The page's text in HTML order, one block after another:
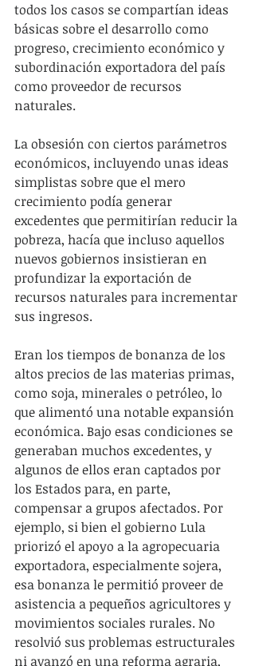
todos los casos se compartían ideas
básicas sobre el desarrollo como
progreso, crecimiento económico y
subordinación exportadora del país
como proveedor de recursos
naturales.
La obsesión con ciertos parámetros
económicos, incluyendo unas ideas
simplistas sobre que el mero
crecimiento podía generar
excedentes que permitirían reducir la
pobreza, hacía que incluso aquellos
nuevos gobiernos insistieran en
profundizar la exportación de
recursos naturales para incrementar
sus ingresos.
Eran los tiempos de bonanza de los
altos precios de las materias primas,
como soja, minerales o petróleo, lo
que alimentó una notable expansión
económica. Bajo esas condiciones se
generaban muchos excedentes, y
algunos de ellos eran captados por
los Estados para, en parte,
compensar a grupos afectados. Por
ejemplo, si bien el gobierno Lula
priorizó el apoyo a la agropecuaria
exportadora, especialmente sojera,
esa bonanza le permitió proveer de
asistencia a pequeños agricultores y
movimientos sociales rurales. No
resolvió sus problemas estructurales
ni avanzó en una reforma agraria,